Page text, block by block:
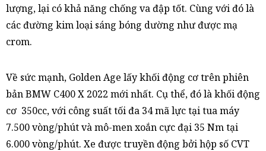
lượng, lại có khả năng chống va đập tốt. Cùng với đó là
các đường kim loại sáng bóng dường như được mạ
crom.
Về sức mạnh, Golden Age lấy khối động cơ trên phiên
bản BMW C400 X 2022 mới nhất. Cụ thể, đó là khối động
cơ 350cc, với công suất tối đa 34 mã lực tại tua máy
7.500 vòng/phút và mô-men xoắn cực đại 35 Nm tại
6.000 vòng/phút. Xe được truyền động bởi hộp số CVT